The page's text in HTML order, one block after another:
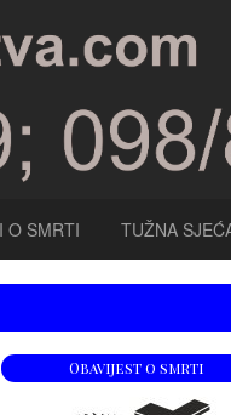
O SMRTI TUŽNA
Obavijest o smrti